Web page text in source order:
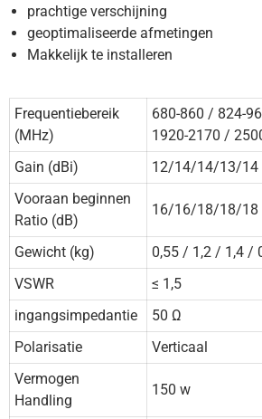
prachtige verschijning
geoptimaliseerde afmetingen
Makkelijk te installeren
Frequentiebereik
(MHz)
680-860 / 824-
1920-2170 /
Gain (dBi)
12/14/14/13/14
Vooraan beginnen
Ratio (dB)
16/16/18/18/18
Gewicht (kg)
0,55 / 1,2 / 1,4 /
VSWR
≤ 1,5
ingangsimpedantie
50 Ω
Polarisatie
Verticaal
Vermogen
Handling
150 w